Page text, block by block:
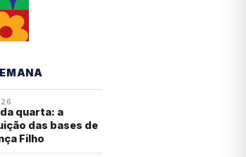
quarta: a
das bases de
Filho